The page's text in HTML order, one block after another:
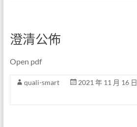
澄清公佈
Open pdf
quali-smart 2021 年 11 月 16 日